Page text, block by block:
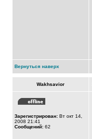
Вернуться наверх
Wakhsavior
Зарегистрирован: Вт окт 14,
2008 21:41
Сообщений: 62